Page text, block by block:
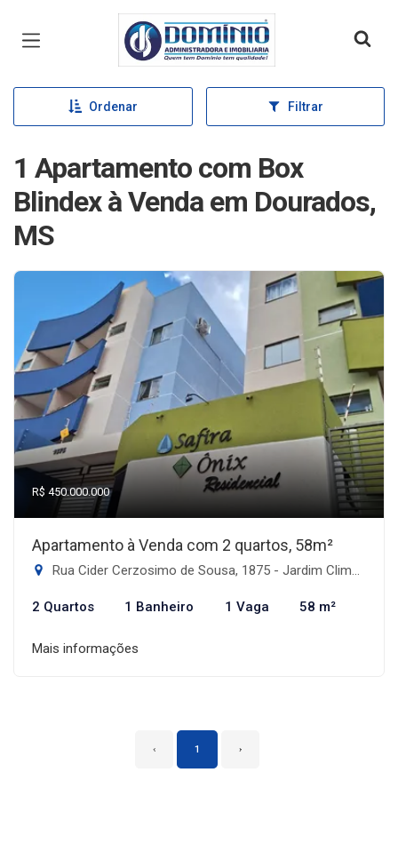
Página inicial
Ordenar Filtrar
1 Apartamento com Box
Blindex à Venda em Dourados,
MS
R$ 450.000.000
Apartamento à Venda com 2 quartos, 58m²
Rua Cider Cerzosimo de Sousa, 1875 - Jardim Climax, Dourados-MS
2 Quartos 1 Banheiro 1 Vaga 58 m²
Mais informações
‹ 1 ›